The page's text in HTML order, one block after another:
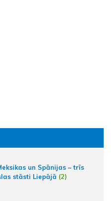
un Spānijas – trīs
stāsti Liepājā (2)